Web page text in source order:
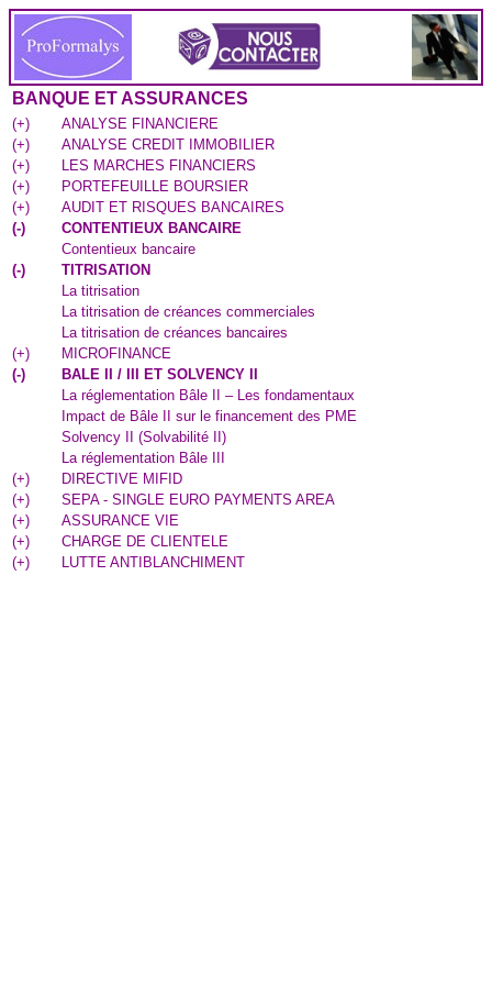
BANQUE ET ASSURANCES
(+)
ANALYSE FINANCIERE
(+)
ANALYSE CREDIT IMMOBILIER
(+)
LES MARCHES FINANCIERS
(+)
PORTEFEUILLE BOURSIER
(+)
AUDIT ET RISQUES BANCAIRES
(-)
CONTENTIEUX BANCAIRE
Contentieux bancaire
(-)
TITRISATION
La titrisation
La titrisation de créances commerciales
La titrisation de créances bancaires
(+)
MICROFINANCE
(-)
BALE II / III ET SOLVENCY II
La réglementation Bâle II – Les fondamentaux
Impact de Bâle II sur le financement des PME
Solvency II (Solvabilité II)
La réglementation Bâle III
(+)
DIRECTIVE MIFID
(+)
SEPA - SINGLE EURO PAYMENTS AREA
(+)
ASSURANCE VIE
(+)
CHARGE DE CLIENTELE
(+) LUTTE ANTIBLANCHIMENT